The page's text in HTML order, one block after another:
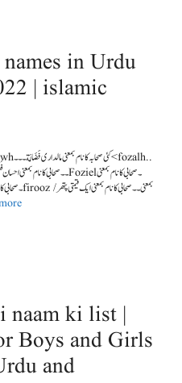
in Urdu
| islamic
naam ki list |
Boys and Girls
and